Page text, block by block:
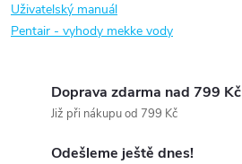
Uživatelský manuál
Pentair - vyhody mekke vody
Doprava zdarma nad 799 Kč
Již při nákupu od 799 Kč
Odešleme ještě dnes!